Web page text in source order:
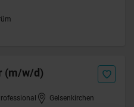
(m/w/d)
Gelsenkirchen